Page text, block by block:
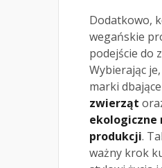
Dodatkowo,
wegańskie
podejście do
Wybierając
marki
zwierząt
ekologiczne
produkcji.
ważny krok